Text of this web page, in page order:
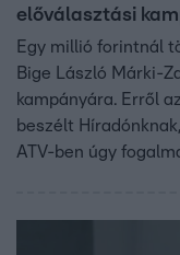
előválasztási
Egy millió forintnál
Bige László Márki-
kampányára. Erről
beszélt
ATV-ben úgy
ellenzéket. Márki-